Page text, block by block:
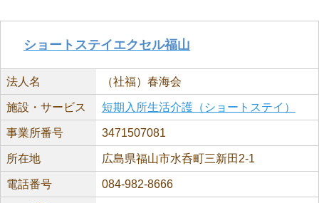
ショートステイエクセル福山
法人名 （社福）春海会
施設・サービス 短期入所生活介護（ショートステイ）
事業所番号 3471507081
所在地 広島県福山市水呑町三新田2-1
電話番号 084-982-8666